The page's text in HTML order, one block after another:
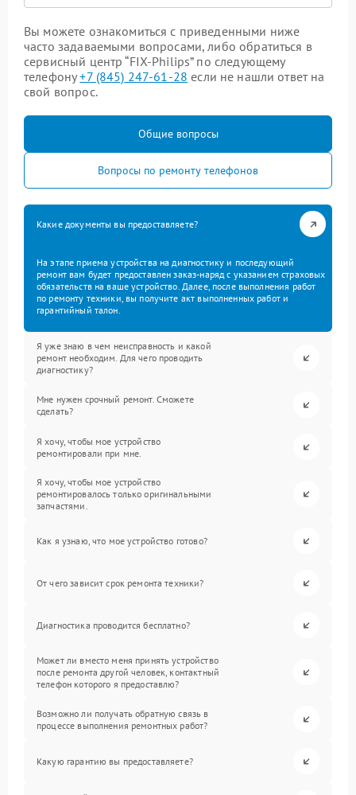
Вы можете ознакомиться с приведенными ниже
часто задаваемыми вопросами, либо обратиться в
сервисный центр “FIX-Philips” по следующему
телефону+7 (845) 247-61-28 если не нашли ответ на
свой вопрос.
Общие вопросы
Вопросы по ремонту телефонов
Какие документы вы предоставляете?
На этапе приема устройства на диагностику и последующий
ремонт вам будет предоставлен заказ-наряд с указанием страховых
обязательств на ваше устройство. Далее, после выполнения работ
по ремонту техники, вы получите акт выполненных работ и
гарантийный талон.
Я уже знаю в чем неисправность и какой
ремонт необходим. Для чего проводить
диагностику?
Мне нужен срочный ремонт. Сможете
сделать?
Я хочу, чтобы мое устройство
ремонтировали при мне.
Я хочу, чтобы мое устройство
ремонтировалось только оригинальными
запчастями.
Как я узнаю, что мое устройство готово?
От чего зависит срок ремонта техники?
Диагностика проводится бесплатно?
Может ли вместо меня принять устройство
после ремонта другой человек, контактный
телефон которого я предоставлю?
Возможно ли получать обратную связь в
процессе выполнения ремонтных работ?
Какую гарантию вы предоставляете?